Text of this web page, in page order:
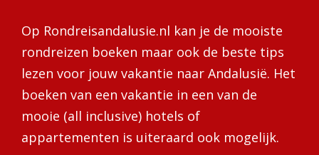
Op Rondreisandalusie.nl kan je de mooiste
rondreizen boeken maar ook de beste tips
lezen voor jouw vakantie naar Andalusië. Het
boeken van een vakantie in een van de
mooie (all inclusive) hotels of
appartementen is uiteraard ook mogelijk.